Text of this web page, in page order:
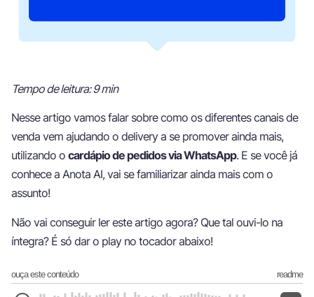
Tempo de leitura: 9 min
Nesse artigo vamos falar sobre como os diferentes canais de
venda vem ajudando o delivery a se promover ainda mais,
utilizando o cardápio de pedidos via WhatsApp. E se você já
conhece a Anota AI, vai se familiarizar ainda mais com o
assunto!
Não vai conseguir ler este artigo agora? Que tal ouvi-lo na
íntegra? É só dar o play no tocador abaixo!
ouça este conteúdo readme